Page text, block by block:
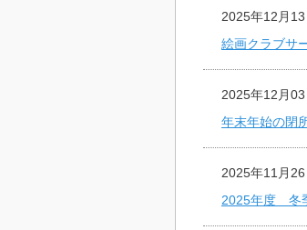
2025年12月13
絵画クラブサ
2025年12月03
年末年始の閉
2025年11月26
2025年度 冬